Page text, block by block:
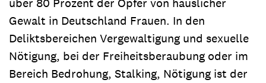
Gewalt in Deutschland Frauen. In den
Deliktsbereichen Vergewaltigung und sexuelle
Nötigung, bei der Freiheitsberaubung oder im
Bereich Bedrohung, Stalking, Nötigung ist der